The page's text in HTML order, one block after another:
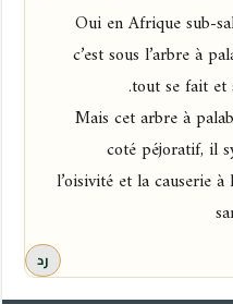
Oui en Afrique sub-
c’est sous l’arbre à
tout se fait et
Mais cet arbre à
coté péjoratif, il
l’oisivité et la causerie à
رد